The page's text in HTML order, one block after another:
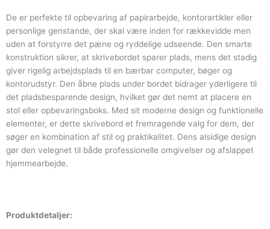
De er perfekte til opbevaring af papirarbejde, kontorartikler eller
personlige genstande, der skal være inden for rækkevidde men
uden at forstyrre det pæne og ryddelige udseende. Den smarte
konstruktion sikrer, at skrivebordet sparer plads, mens det stadig
giver rigelig arbejdsplads til en bærbar computer, bøger og
kontorudstyr. Den åbne plads under bordet bidrager yderligere til
det pladsbesparende design, hvilket gør det nemt at placere en
stol eller opbevaringsboks. Med sit moderne design og funktionelle
elementer, er dette skrivebord et fremragende valg for dem, der
søger en kombination af stil og praktikalitet. Dens alsidige design
gør den velegnet til både professionelle omgivelser og afslappet
hjemmearbejde.
Produktdetaljer: